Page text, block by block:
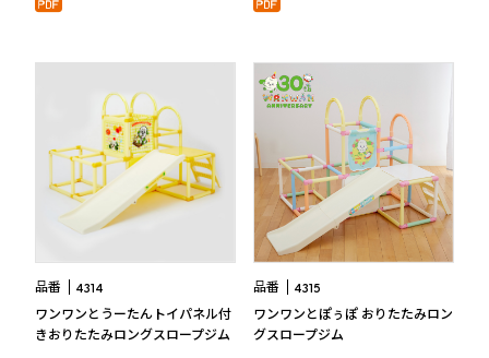
品番 4314
ワンワンとうーたんトイパネル付
きおりたたみロングスロープジム
品番 4315
ワンワンとぽぅぽ おりたたみロン
グスロープジム